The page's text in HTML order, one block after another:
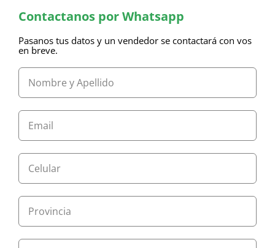
Contactanos por Whatsapp
Pasanos tus datos y un vendedor se contactará con vos
en breve.